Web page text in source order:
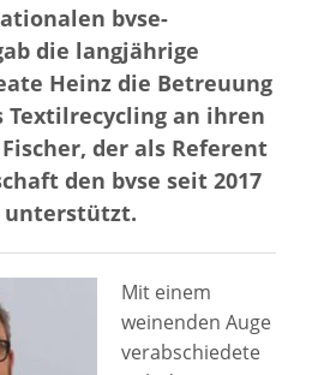
bvse-
die langjährige
Heinz die Betreuung
Textilrecycling an ihren
der als Referent
den bvse seit 2017
unterstützt.
Mit einem
weinenden Auge
verabschiedete